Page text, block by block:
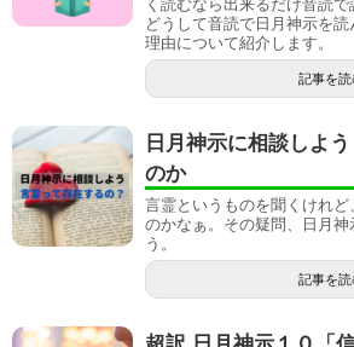
く読むなら出来るだけ音読
どうして音読で日月神示を
理由について紹介します。
記事を読
日月神示に相談しよ
のか
言霊というものを聞くけれ
のかなぁ。その疑問、日月神
う。
記事を読